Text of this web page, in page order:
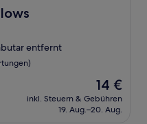
entfernt
Der
Preis
beträgt
14 €
inkl. Steuern & Gebühren
19. Aug.–20. Aug.